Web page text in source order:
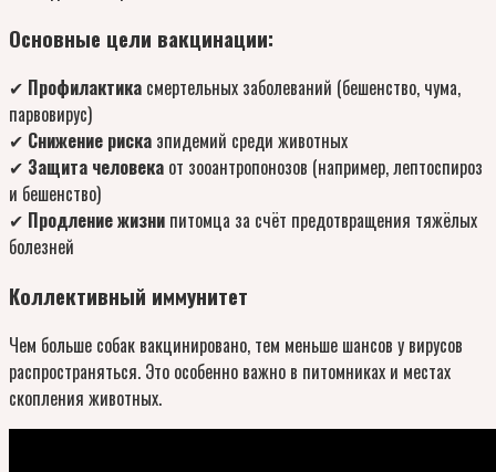
Основные цели вакцинации:
✔ Профилактика смертельных заболеваний (бешенство, чума,
парвовирус)
✔ Снижение риска эпидемий среди животных
✔ Защита человека от зооантропонозов (например, лептоспироз
и бешенство)
✔ Продление жизни питомца за счёт предотвращения тяжёлых
болезней
Коллективный иммунитет
Чем больше собак вакцинировано, тем меньше шансов у вирусов
распространяться. Это особенно важно в питомниках и местах
скопления животных.